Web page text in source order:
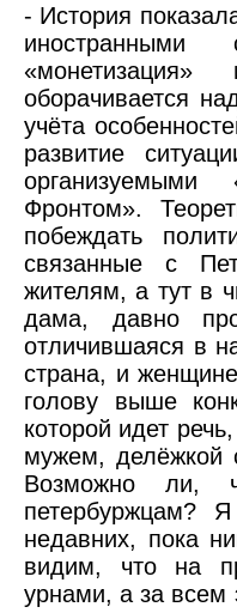
- История
оборачивается
учёта
развитие
Фронтом».
побеждать
связанные с
жителям, а тут в
дама, давно
отличившаяся в
страна, и
голову выше
которой идет
мужем, делёжкой
Возможно ли,
петербуржцам?
недавних, пока
видим, что на
урнами, а за всем